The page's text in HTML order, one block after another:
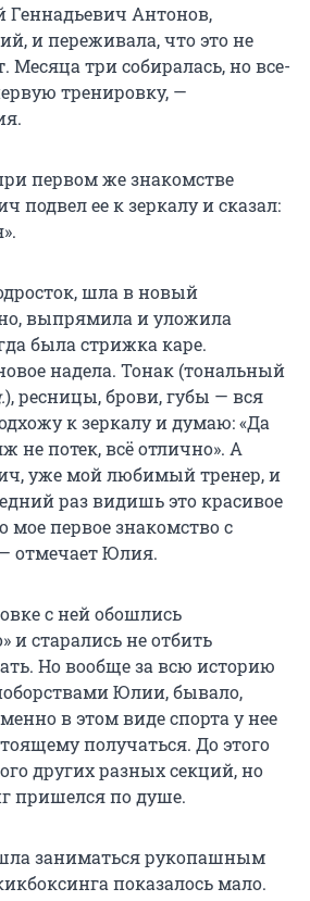
Геннадьевич Антонов,
и переживала, что это не
Месяца три собиралась, но все-
тренировку, —
первом же знакомстве
подвел ее к зеркалу и сказал:
шла в новый
выпрямила и уложила
была стрижка каре.
надела. Тонак (тональный
), ресницы, брови, губы — вся
к зеркалу и думаю: «Да
не потек, всё отлично». А
уже мой любимый тренер, и
раз видишь это красивое
первое знакомство с
отмечает Юлия.
с ней обошлись
и старались не отбить
Но вообще за всю историю
Юлии, бывало,
в этом виде спорта у нее
получаться. До этого
других разных секций, но
пришелся по душе.
заниматься рукопашным
показалось мало.